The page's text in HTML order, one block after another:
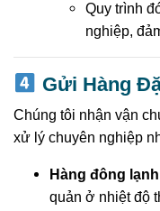
Quy trình
nghiệp,
Gửi Hàng
Chúng tôi nhận vận
xử lý chuyên nghiệp
Hàng đông
quản ở nhiệt độ